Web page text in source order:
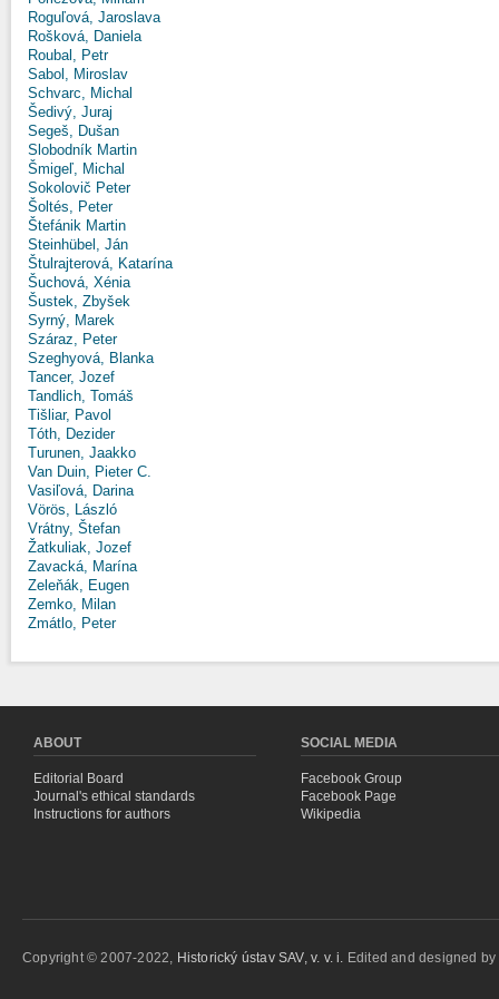
Roguľová, Jaroslava
Rošková, Daniela
Roubal, Petr
Sabol, Miroslav
Schvarc, Michal
Šedivý, Juraj
Segeš, Dušan
Slobodník Martin
Šmigeľ, Michal
Sokolovič Peter
Šoltés, Peter
Štefánik Martin
Steinhübel, Ján
Štulrajterová, Katarína
Šuchová, Xénia
Šustek, Zbyšek
Syrný, Marek
Száraz, Peter
Szeghyová, Blanka
Tancer, Jozef
Tandlich, Tomáš
Tišliar, Pavol
Tóth, Dezider
Turunen, Jaakko
Van Duin, Pieter C.
Vasiľová, Darina
Vörös, László
Vrátny, Štefan
Žatkuliak, Jozef
Zavacká, Marína
Zeleňák, Eugen
Zemko, Milan
Zmátlo, Peter
ABOUT
Editorial Board
Journal's ethical standards
Instructions for authors
SOCIAL MEDIA
Facebook Group
Facebook Page
Wikipedia
Copyright © 2007-2022, Historický ústav SAV, v. v. i. Edited and designed by